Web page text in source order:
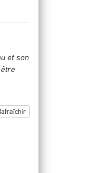
et son